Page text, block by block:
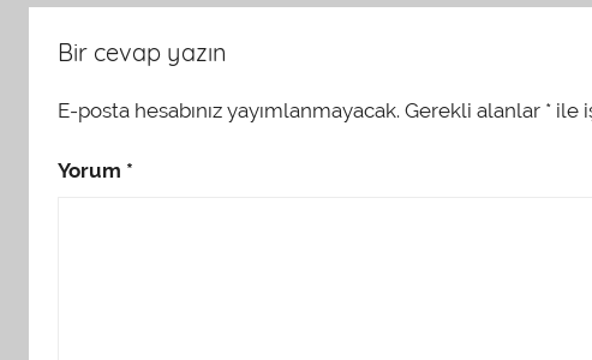
Bir cevap yazın
E-posta hesabınız yayımlanmayacak. Gerekli alanlar * ile
Yorum *